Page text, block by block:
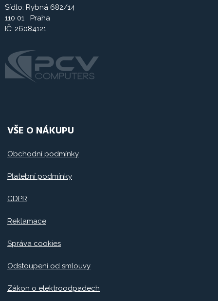
Sídlo: Rybná 682/14
110 01 Praha
IČ: 26084121
VŠE O NÁKUPU
Obchodní podmínky
Platební podmínky
GDPR
Reklamace
Správa cookies
Odstoupení od smlouvy
Zákon o elektroodpadech